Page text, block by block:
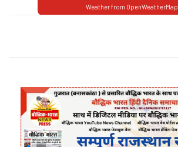
Weather from OpenWeatherMap